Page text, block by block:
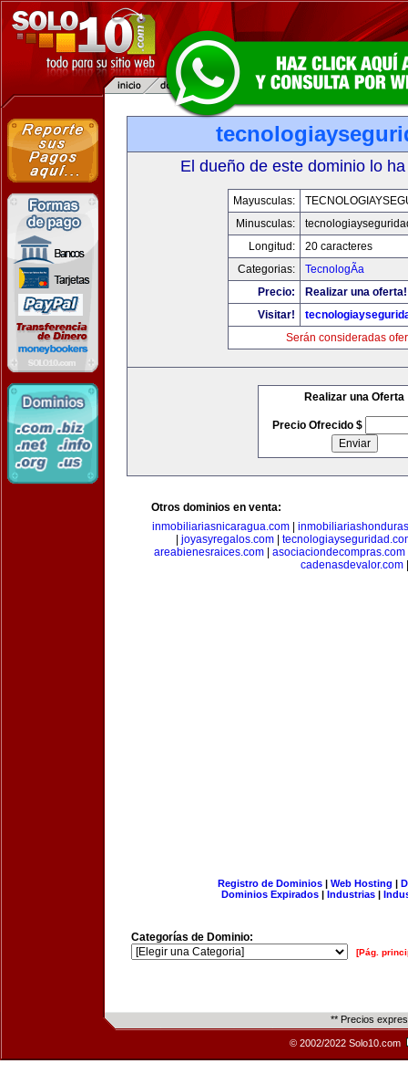
El dueño de este dominio lo
Mayusculas:
Minusculas:
Longitud:
20 caracteres
Categorias:
TecnologÃ­a
Precio:
Realizar una oferta!
Visitar!
Serán consideradas
Realizar una Oferta
Precio Ofrecido $
Otros dominios en venta:
inmobiliariasnicaragua.com|
joyasyregalos.com
areabienesraices.com| asociaciondecompras.com
cadenasdevalor.com|
Registro de Dominios| Web Hosting |
Dominios Expirados | Industrias |
Categorías de Dominio:
[Pág.
** Precios
© 2002/2022 Solo10.com